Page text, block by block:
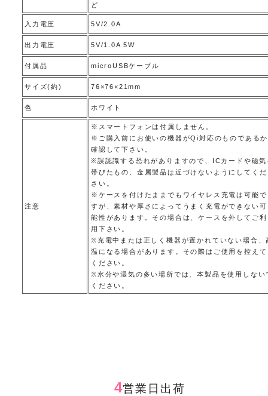
ど
入力電圧 5V/2.0A
出力電圧 5V/1.0A 5W
付属品 microUSBケーブル
サイズ(約) 76×76×21mm
色 ホワイト
注意
※スマートフォンは付属しません。
※ご購入前にお使いの機器がQi対応のものであるか
確認して下さい。
※誤認識する恐れがありますので、ICカードや磁気
帯びたもの、金属製品は近づけないようにしてくだ
さい。
※ケースを付けたままでもワイヤレス充電は可能で
すが、素材や厚さによってうまく充電ができない可
能性があります。その場合は、ケースを外してご利
用下さい。
※充電中または正しく機器が置かれていない場合、
温になる場合があります。その際はご使用を控えて
ください。
※水分や湿気の多い場所では、本製品を使用しない
ください。
4営業日出荷